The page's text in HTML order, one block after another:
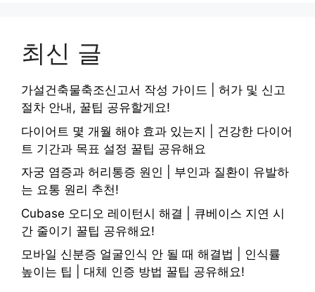
최신 글
가설건축물축조신고서 작성 가이드 | 허가 및 신고
절차 안내, 꿀팁 공유할게요!
다이어트 몇 개월 해야 효과 있는지 | 건강한 다이어
트 기간과 목표 설정 꿀팁 공유해요
자궁 염증과 허리통증 원인 | 부인과 질환이 유발하
는 요통 원리 추천!
Cubase 오디오 레이턴시 해결 | 큐베이스 지연 시
간 줄이기 꿀팁 공유해요!
모바일 신분증 얼굴인식 안 될 때 해결법 | 인식률
높이는 팁 | 대체 인증 방법 꿀팁 공유해요!